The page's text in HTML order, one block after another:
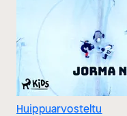
Huippuarvosteltu